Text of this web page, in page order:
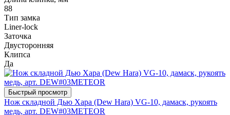
88
Тип замка
Liner-lock
Заточка
Двусторонняя
Клипса
Да
Быстрый просмотр
Нож складной Дью Хара (Dew Hara) VG-10, дамаск, рукоять
медь, арт. DEW#03METEOR